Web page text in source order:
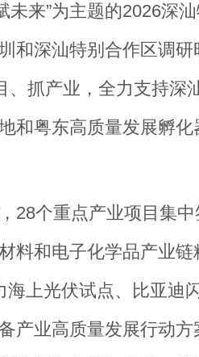
未来”为主题的2026深
和深汕特别合作区调
、抓产业，全力支持深
和粤东高质量发展孵
28个重点产业项目集
料和电子化学品产业
上光伏试点、比亚迪
产业高质量发展行动